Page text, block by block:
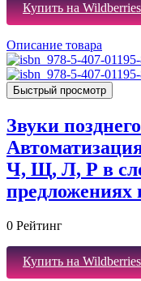
Купить на Wildberries
Описание товара
Быстрый просмотр
Звуки
Ч, Щ, Л, Р в
предложениях
0 Рейтинг
Купить на Wildberries